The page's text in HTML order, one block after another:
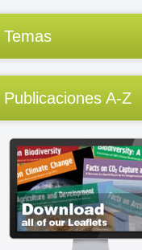
Temas
Publicaciones A-Z